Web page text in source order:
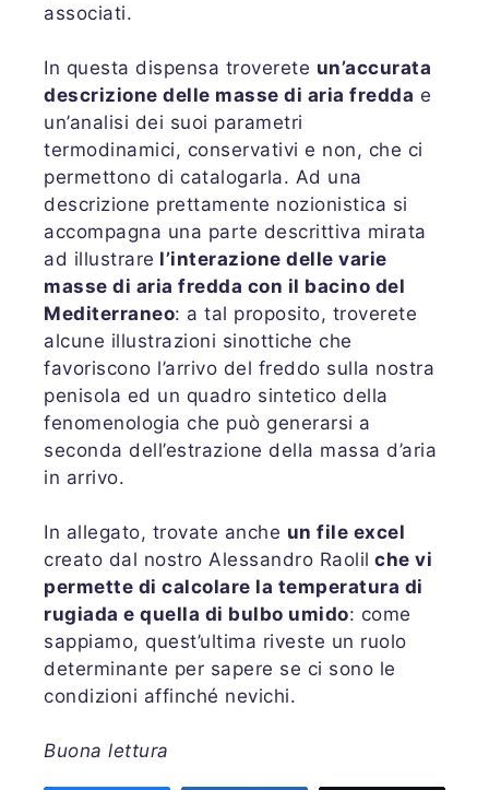
associati.
In questa dispensa troverete un’accurata
descrizione delle masse di aria fredda e
un’analisi dei suoi parametri
termodinamici, conservativi e non, che ci
permettono di catalogarla. Ad una
descrizione prettamente nozionistica si
accompagna una parte descrittiva mirata
ad illustrare l’interazione delle varie
masse di aria fredda con il bacino del
Mediterraneo: a tal proposito, troverete
alcune illustrazioni sinottiche che
favoriscono l’arrivo del freddo sulla nostra
penisola ed un quadro sintetico della
fenomenologia che può generarsi a
seconda dell’estrazione della massa d’aria
in arrivo.
In allegato, trovate anche un file excel
creato dal nostro Alessandro Raolil che vi
permette di calcolare la temperatura di
rugiada e quella di bulbo umido: come
sappiamo, quest’ultima riveste un ruolo
determinante per sapere se ci sono le
condizioni affinché nevichi.
Buona lettura